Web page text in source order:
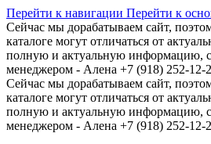
Перейти к навигации Перейти к
Сейчас мы дорабатываем сайт,
каталоге могут отличаться от
полную и актуальную информацию,
менеджером - Алена +7 (918) 252-12-
Сейчас мы дорабатываем сайт,
каталоге могут отличаться от
полную и актуальную информацию,
менеджером - Алена +7 (918) 252-12-